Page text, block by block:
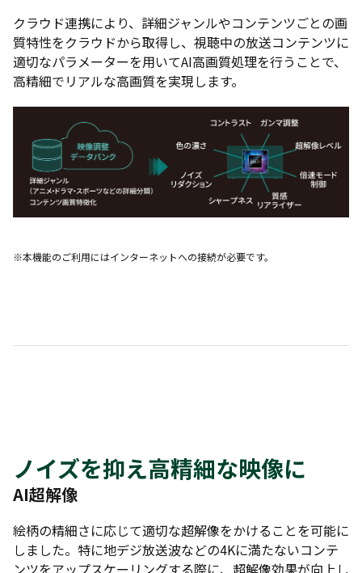
クラウド連携により、詳細ジャンルやコンテンツごとの画
質特性をクラウドから取得し、視聴中の放送コンテンツに
適切なパラメーターを用いてAI高画質処理を行うことで、
高精細でリアルな高画質を実現します。
※本機能のご利用にはインターネットへの接続が必要です。
ノイズを抑え高精細な映像に
AI超解像
絵柄の精細さに応じて適切な超解像をかけることを可能に
しました。特に地デジ放送波などの4Kに満たないコンテ
ンツをアップスケーリングする際に、超解像効果が向上し